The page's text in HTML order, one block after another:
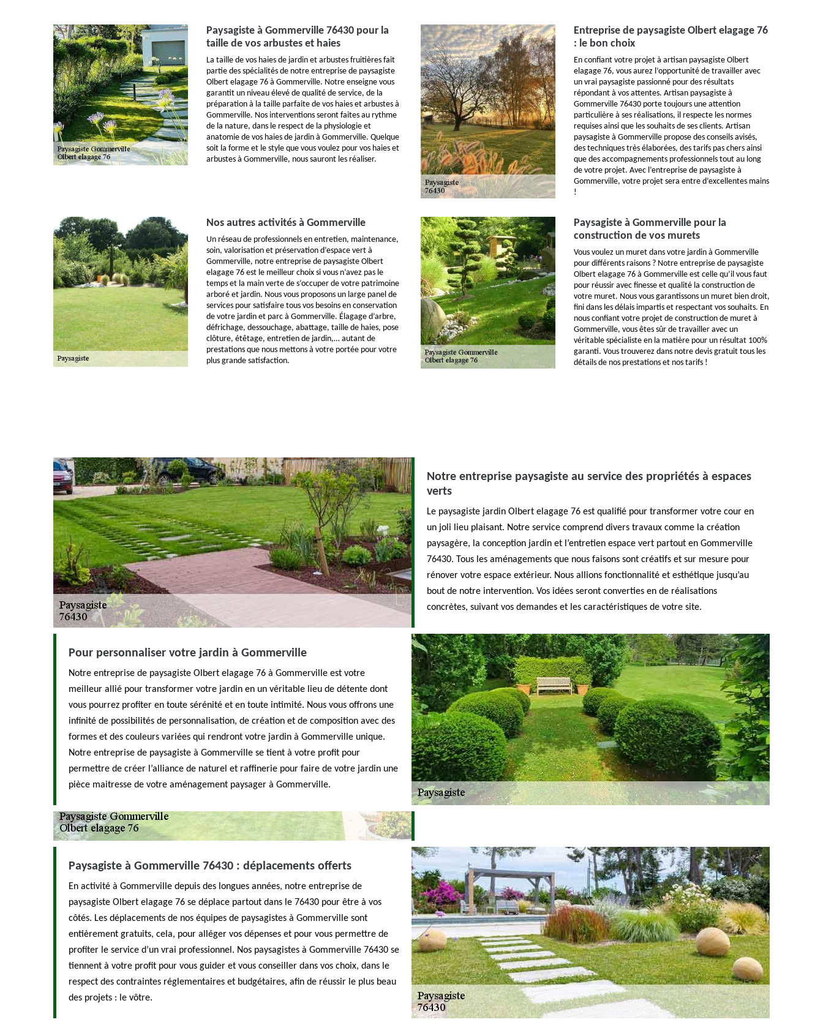
Paysagiste à Gommerville 76430 pour la
taille de vos arbustes et haies
La taille de vos haies de jardin et arbustes fruitières fait
partie des spécialités de notre entreprise de paysagiste
Olbert elagage 76 à Gommerville. Notre enseigne vous
garantit un niveau élevé de qualité de service, de la
préparation à la taille parfaite de vos haies et arbustes à
Gommerville. Nos interventions seront faites au rythme
de la nature, dans le respect de la physiologie et
anatomie de vos haies de jardin à Gommerville. Quelque
soit la forme et le style que vous voulez pour vos haies et
arbustes à Gommerville, nous sauront les réaliser.
Entreprise de paysagiste Olbert elagage 76
: le bon choix
En confiant votre projet à artisan paysagiste Olbert
elagage 76, vous aurez l’opportunité de travailler avec
un vrai paysagiste passionné pour des résultats
répondant à vos attentes. Artisan paysagiste à
Gommerville 76430 porte toujours une attention
particulière à ses réalisations, il respecte les normes
requises ainsi que les souhaits de ses clients. Artisan
paysagiste à Gommerville propose des conseils avisés,
des techniques très élaborées, des tarifs pas chers ainsi
que des accompagnements professionnels tout au long
de votre projet. Avec l’entreprise de paysagiste à
Gommerville, votre projet sera entre d’excellentes mains
!
Nos autres activités à Gommerville
Un réseau de professionnels en entretien, maintenance,
soin, valorisation et préservation d’espace vert à
Gommerville, notre entreprise de paysagiste Olbert
elagage 76 est le meilleur choix si vous n’avez pas le
temps et la main verte de s’occuper de votre patrimoine
arboré et jardin. Nous vous proposons un large panel de
services pour satisfaire tous vos besoins en conservation
de votre jardin et parc à Gommerville. Élagage d’arbre,
défrichage, dessouchage, abattage, taille de haies, pose
clôture, étêtage, entretien de jardin,… autant de
prestations que nous mettons à votre portée pour votre
plus grande satisfaction.
Paysagiste à Gommerville pour la
construction de vos murets
Vous voulez un muret dans votre jardin à Gommerville
pour différents raisons ? Notre entreprise de paysagiste
Olbert elagage 76 à Gommerville est celle qu’il vous faut
pour réussir avec finesse et qualité la construction de
votre muret. Nous vous garantissons un muret bien droit,
fini dans les délais impartis et respectant vos souhaits. En
nous confiant votre projet de construction de muret à
Gommerville, vous êtes sûr de travailler avec un
véritable spécialiste en la matière pour un résultat 100%
garanti. Vous trouverez dans notre devis gratuit tous les
détails de nos prestations et nos tarifs !
Notre entreprise paysagiste au service des propriétés à espaces
verts
Le paysagiste jardin Olbert elagage 76 est qualifié pour transformer votre cour en
un joli lieu plaisant. Notre service comprend divers travaux comme la création
paysagère, la conception jardin et l’entretien espace vert partout en Gommerville
76430. Tous les aménagements que nous faisons sont créatifs et sur mesure pour
rénover votre espace extérieur. Nous allions fonctionnalité et esthétique jusqu’au
bout de notre intervention. Vos idées seront converties en de réalisations
concrètes, suivant vos demandes et les caractéristiques de votre site.
Pour personnaliser votre jardin à Gommerville
Notre entreprise de paysagiste Olbert elagage 76 à Gommerville est votre
meilleur allié pour transformer votre jardin en un véritable lieu de détente dont
vous pourrez profiter en toute sérénité et en toute intimité. Nous vous offrons une
infinité de possibilités de personnalisation, de création et de composition avec des
formes et des couleurs variées qui rendront votre jardin à Gommerville unique.
Notre entreprise de paysagiste à Gommerville se tient à votre profit pour
permettre de créer l’alliance de naturel et raffinerie pour faire de votre jardin une
pièce maitresse de votre aménagement paysager à Gommerville.
Paysagiste à Gommerville 76430 : déplacements offerts
En activité à Gommerville depuis des longues années, notre entreprise de
paysagiste Olbert elagage 76 se déplace partout dans le 76430 pour être à vos
côtés. Les déplacements de nos équipes de paysagistes à Gommerville sont
entièrement gratuits, cela, pour alléger vos dépenses et pour vous permettre de
profiter le service d’un vrai professionnel. Nos paysagistes à Gommerville 76430 se
tiennent à votre profit pour vous guider et vous conseiller dans vos choix, dans le
respect des contraintes réglementaires et budgétaires, afin de réussir le plus beau
des projets : le vôtre.